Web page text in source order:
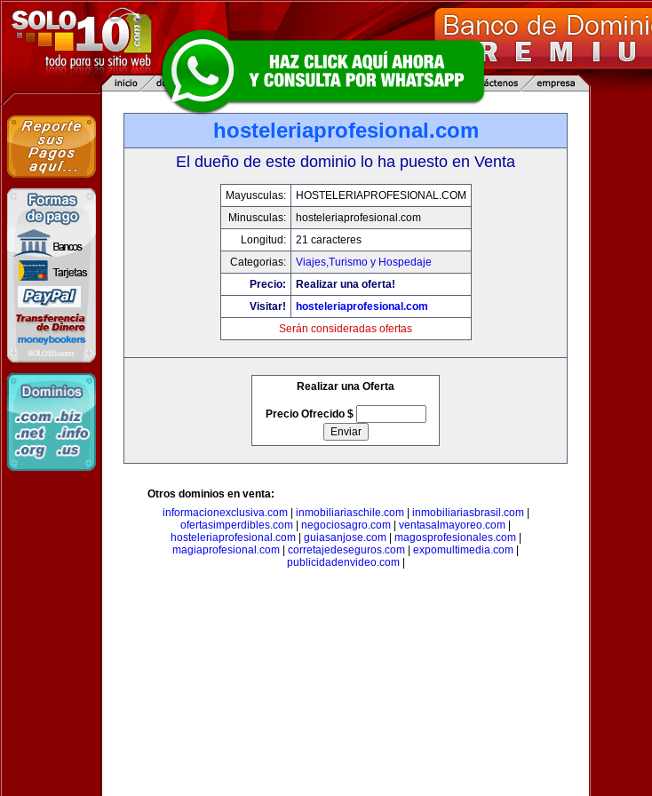
hosteleriaprofesional.com
El dueño de este dominio lo ha puesto en Venta
Mayusculas:
HOSTELERIAPROFESIONAL.COM
Minusculas:
hosteleriaprofesional.com
Longitud:
21 caracteres
Categorias:
Viajes,Turismo y Hospedaje
Precio:
Realizar una oferta!
Visitar!
hosteleriaprofesional.com
Serán consideradas ofertas
Realizar una Oferta
Precio Ofrecido $
Otros dominios en venta:
informacionexclusiva.com| inmobiliariaschile.com| inmobiliariasbrasil.com|
ofertasimperdibles.com
negociosagro.com ventasalmayoreo.com
hosteleriaprofesional.com| guiasanjose.com| magosprofesionales.com|
magiaprofesional.com
corretajedeseguros.com expomultimedia.com
publicidadenvideo.com|